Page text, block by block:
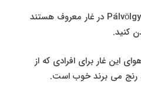
مجسمه ی فیل و کروکدیل Pálvölgy در غار معروف هستند
کنید.
این غار برای افرادی که از
می برند خوب است.